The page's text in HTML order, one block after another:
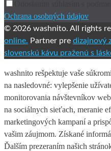
Ochrana osobných údajov
© 2026 washnito. All rights
online. Partner pre dizajnový
slovenskú kávu praženú s
washnito rešpektuje vaše
na nasledovné: vylepšenie
monitorovania návštevníkov
na sociálnych sieťach, meranie
marketingových kampaní a
vašim záujmom. Získané
Ďalším prezeraním našich